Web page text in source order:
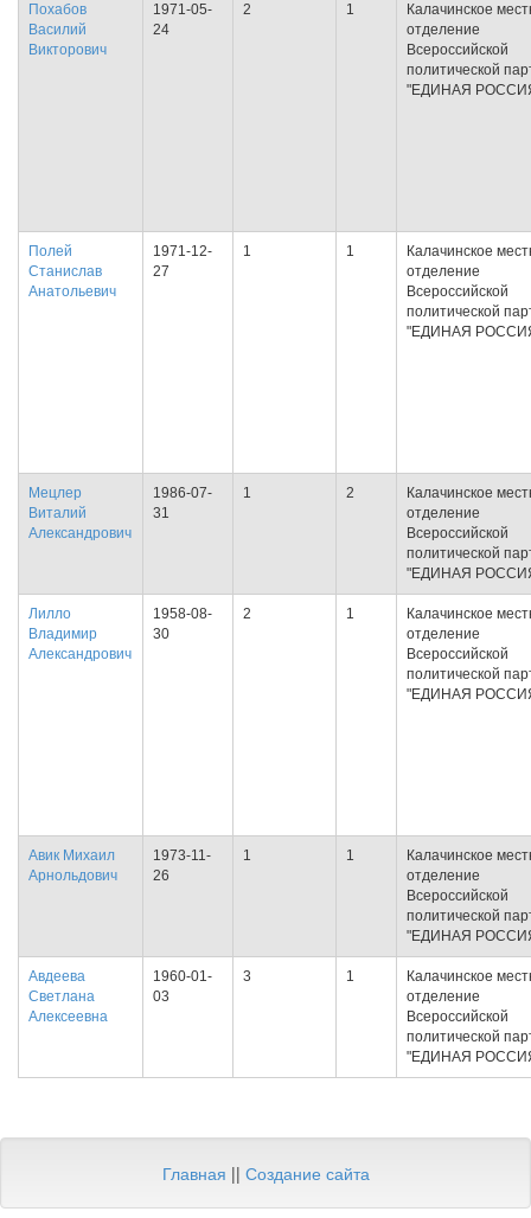
Похабов
Василий
Викторович
1971-05-
24
2 1
Калачинское
отделение
Всероссийской
политической
"ЕДИНАЯ
Полей
Станислав
Анатольевич
1971-12-
27
1 1
Калачинское
отделение
Всероссийской
политической
"ЕДИНАЯ
Мецлер
Виталий
Александрович
1986-07-
31
1 2
Калачинское
отделение
Всероссийской
политической
"ЕДИНАЯ
Лилло
Владимир
Александрович
1958-08-
30
2 1
Калачинское
отделение
Всероссийской
политической
"ЕДИНАЯ
Авик Михаил
Арнольдович
1973-11-
26
1 1
Калачинское
отделение
Всероссийской
политической
"ЕДИНАЯ
Авдеева
Светлана
Алексеевна
1960-01-
03
3 1
Калачинское
отделение
Всероссийской
политической
"ЕДИНАЯ
Главная || Создание сайта